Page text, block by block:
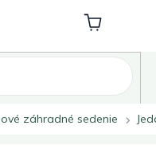
Nákupný
košík
záhradné sedenie